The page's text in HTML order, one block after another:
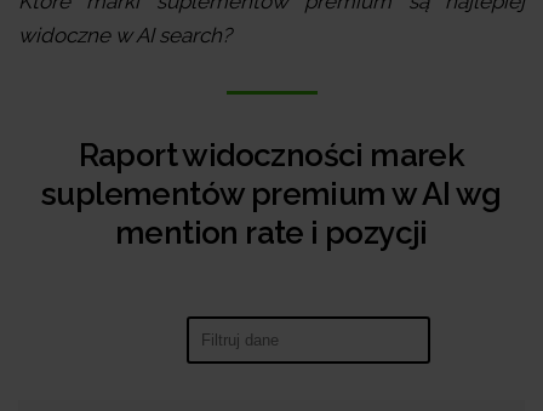
widoczne w AI search?
Raport widoczności marek
suplementów premium w AI wg
mention rate i pozycji